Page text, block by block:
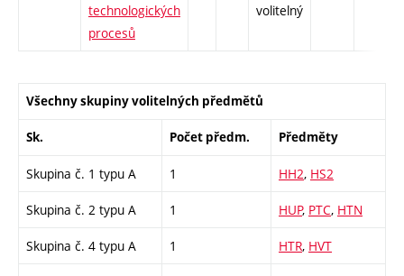
technologických
procesů
volitelný
Všechny skupiny volitelných předmětů
Sk. Počet předm. Předměty
Skupina č. 1 typu A 1 HH2, HS2
Skupina č. 2 typu A 1 HUP, PTC, HTN
Skupina č. 4 typu A 1 HTR, HVT